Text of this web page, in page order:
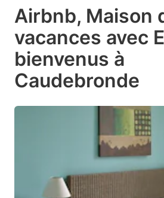
Airbnb, Maison
vacances avec
bienvenus à
Caudebronde